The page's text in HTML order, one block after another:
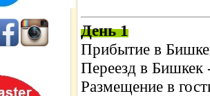
День 1
Прибытие в
Переезд в Бишкек
Размещение в